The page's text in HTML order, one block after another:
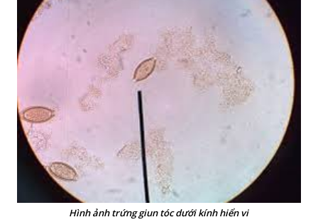
Hình ảnh trứng giun tóc dưới kính hiển vi